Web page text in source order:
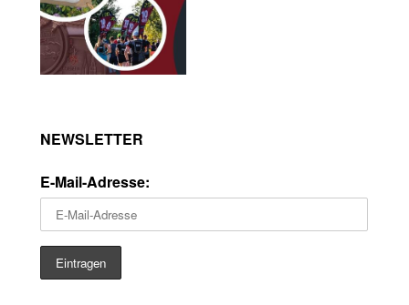
NEWSLETTER
E-Mail-Adresse: